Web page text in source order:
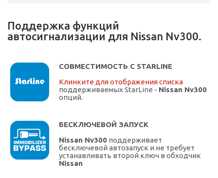
Поддержка функций
автосигнализации для Nissan Nv300.
СОВМЕСТИМОСТЬ С STARLINE
Клинките для отображения списка
поддерживаемых StarLine - Nissan Nv300
опций.
БЕСКЛЮЧЕВОЙ ЗАПУСК
Nissan Nv300 поддерживает
бесключевой автозапуск и не требует
устанавливать второй ключ в обходчик
Nissan